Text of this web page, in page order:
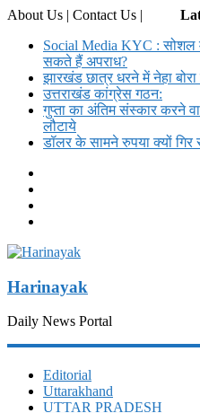
About Us | Contact Us |
Social Media KYC : सोशल
सकते हैं अपराध?
झारखंड छात्र धरने में नेहा
उत्तराखंड कांग्रेस गठन:
गुप्ता का अंतिम संस्कार करने
लौटाये
डॉलर के सामने रुपया क्यों गिर
Harinayak
Daily News Portal
Editorial
Uttarakhand
UTTAR PRADESH